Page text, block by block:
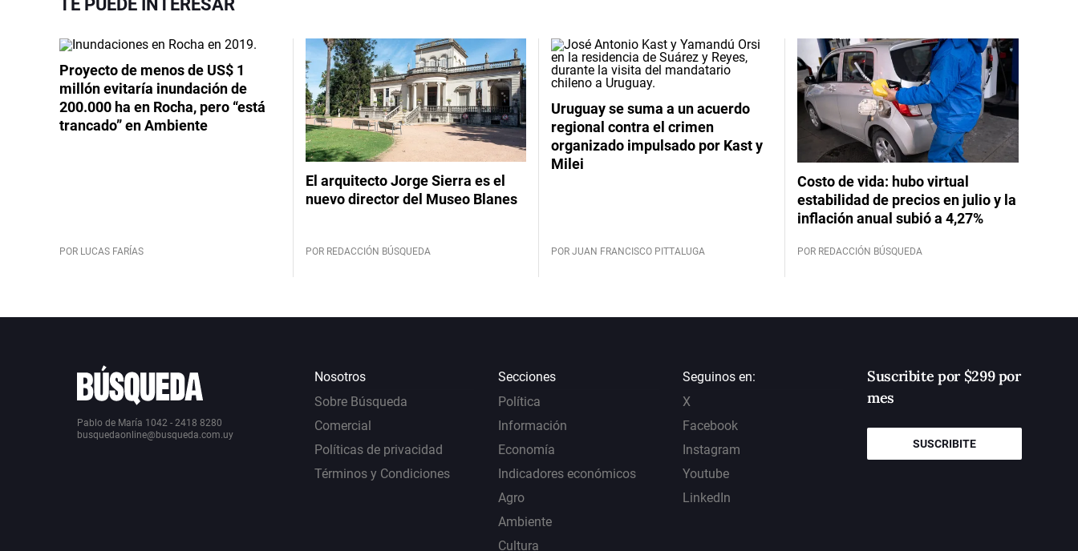
TE PUEDE INTERESAR
Proyecto de menos de US$ 1
millón evitaría inundación de
200.000 ha en Rocha, pero “está
trancado” en Ambiente
POR LUCAS FARÍAS
El arquitecto Jorge Sierra es el
nuevo director del Museo Blanes
POR REDACCIÓN BÚSQUEDA
Uruguay se suma a un acuerdo
regional contra el crimen
organizado impulsado por Kast y
Milei
POR JUAN FRANCISCO PITTALUGA
Costo de vida: hubo virtual
estabilidad de precios en julio y la
inflación anual subió a 4,27%
POR REDACCIÓN BÚSQUEDA
Pablo de María 1042 - 2418 8280
busquedaonline@busqueda.com.uy
Nosotros
Sobre Búsqueda
Comercial
Políticas de privacidad
Términos y Condiciones
Secciones
Política
Información
Economía
Indicadores económicos
Agro
Ambiente
Cultura
Seguinos en:
X
Facebook
Instagram
Youtube
LinkedIn
Suscribite por $299 por
mes
SUSCRIBITE